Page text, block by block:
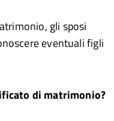
gli sposi
eventuali figli
di matrimonio?